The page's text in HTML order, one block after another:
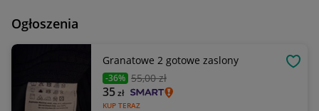
Ogłoszenia
Granatowe 2 gotowe zaslony
-36% 55,00 zł
KUP TERAZ
35zł